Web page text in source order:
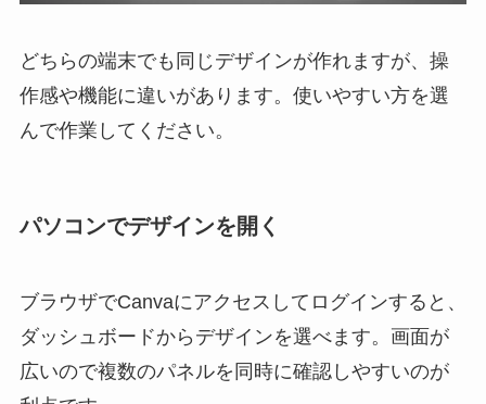
どちらの端末でも同じデザインが作れますが、操
作感や機能に違いがあります。使いやすい方を選
んで作業してください。
パソコンでデザインを開く
ブラウザでCanvaにアクセスしてログインすると、
ダッシュボードからデザインを選べます。画面が
広いので複数のパネルを同時に確認しやすいのが